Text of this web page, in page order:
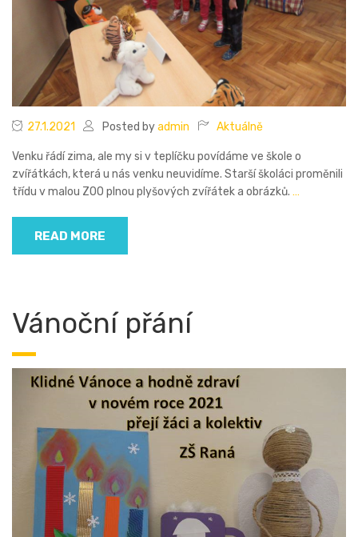
27.1.2021 Posted byadmin Aktuálně
Venku řádí zima, ale my si v teplíčku povídáme ve škole o
zvířátkách, která u nás venku neuvidíme. Starší školáci proměnili
třídu v malou ZOO plnou plyšových zvířátek a obrázků. …
READ MORE
Vánoční přání